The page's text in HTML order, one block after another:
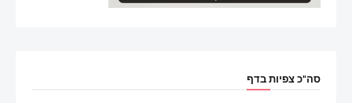
סה"כ צפיות בדף